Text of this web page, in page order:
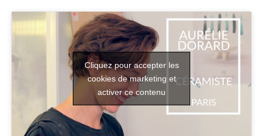
Cliquez pour accepter les
cookies de marketing et
activer ce contenu